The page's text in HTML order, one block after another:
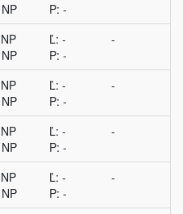
P: -
Ľ: -
P: -
-
Ľ: -
P: -
-
Ľ: -
P: -
-
Ľ: -
P: -
-